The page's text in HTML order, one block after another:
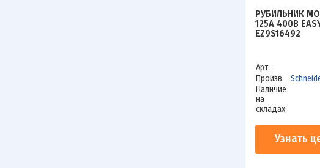
РУБИЛЬНИК
125А 400В
EZ9S16492
Арт.
Произв.
Наличие
на
складах
Узнать